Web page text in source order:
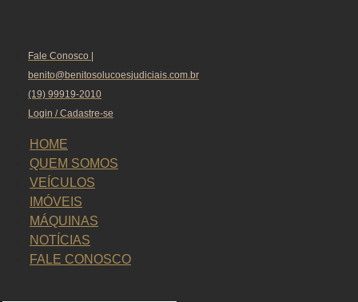
Fale Conosco |
benito@benitosolucoesjudiciais.com.br
(19) 99919-2010
Login / Cadastre-se
HOME
QUEM SOMOS
VEÍCULOS
IMÓVEIS
MÁQUINAS
NOTÍCIAS
FALE CONOSCO